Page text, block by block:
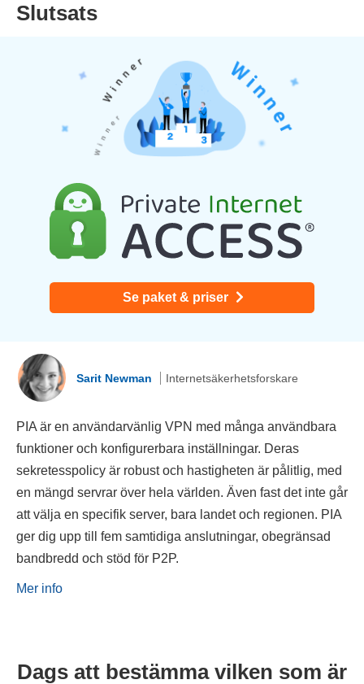
Slutsats
Se paket & priser
Sarit Newman Internetsäkerhetsforskare
PIA är en användarvänlig VPN med många användbara
funktioner och konfigurerbara inställningar. Deras
sekretesspolicy är robust och hastigheten är pålitlig, med
en mängd servrar över hela världen. Även fast det inte går
att välja en specifik server, bara landet och regionen. PIA
ger dig upp till fem samtidiga anslutningar, obegränsad
bandbredd och stöd för P2P.
Mer info
Dags att bestämma vilken som är